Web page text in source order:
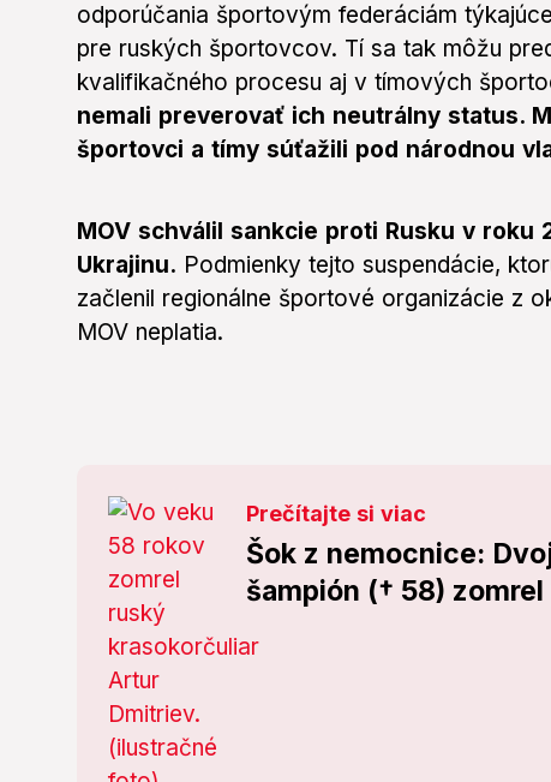
odporúčania športovým federáciám
pre ruských športovcov. Tí sa tak môžu
kvalifikačného procesu aj v tímových
nemali preverovať ich neutrálny status.
športovci a tímy súťažili pod národnou
MOV schválil sankcie proti Rusku v roku
Ukrajinu. Podmienky tejto suspendácie,
začlenil regionálne športové organizácie z
MOV neplatia.
Prečítajte si viac
Šok z nemocnice:
šampión († 58)